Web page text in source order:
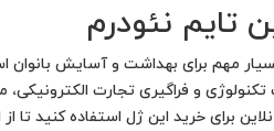
تایم نئودرم
مهم برای بهداشت و آسایش
و فراگیری تجارت
برای خرید این ژل استفاده